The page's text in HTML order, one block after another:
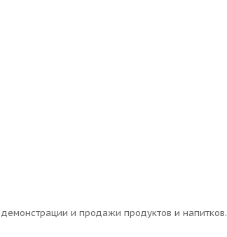
и продажи продуктов и напитков.